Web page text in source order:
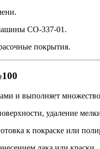
СО-337-01.
покрытия.
и выполняет множество
удаление
к покраске или